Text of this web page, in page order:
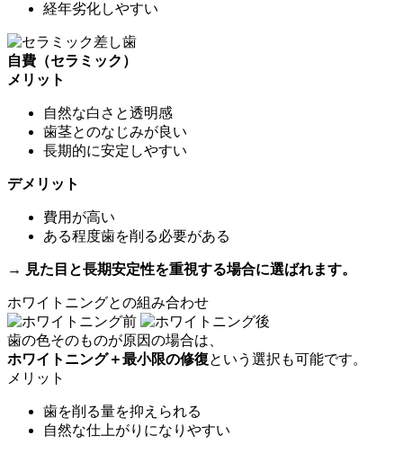
経年劣化しやすい
自費（セラミック）
メリット
自然な白さと透明感
歯茎とのなじみが良い
長期的に安定しやすい
デメリット
費用が高い
ある程度歯を削る必要がある
→ 見た目と長期安定性を重視する場合に選ばれます。
ホワイトニングとの組み合わせ
歯の色そのものが原因の場合は、
ホワイトニング＋最小限の修復という選択も可能です。
メリット
歯を削る量を抑えられる
自然な仕上がりになりやすい